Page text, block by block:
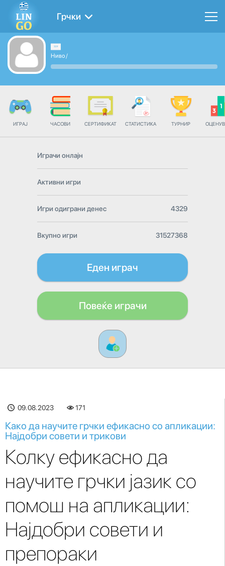
Грчки
Ниво/
ИГРАЈ ЧАСОВИ СЕРТИФИКАТ СТАТИСТИКА ТУРНИР
Играчи онлајн
Активни игри
Игри одиграни денес 4329
Вкупно игри 31527368
Еден играч
Повеќе играчи
09.08.2023 171
Како да научите грчки ефикасно со апликации:
Најдобри совети и трикови
Колку ефикасно да
научите грчки јазик со
помош на апликации:
Најдобри совети и
препораки